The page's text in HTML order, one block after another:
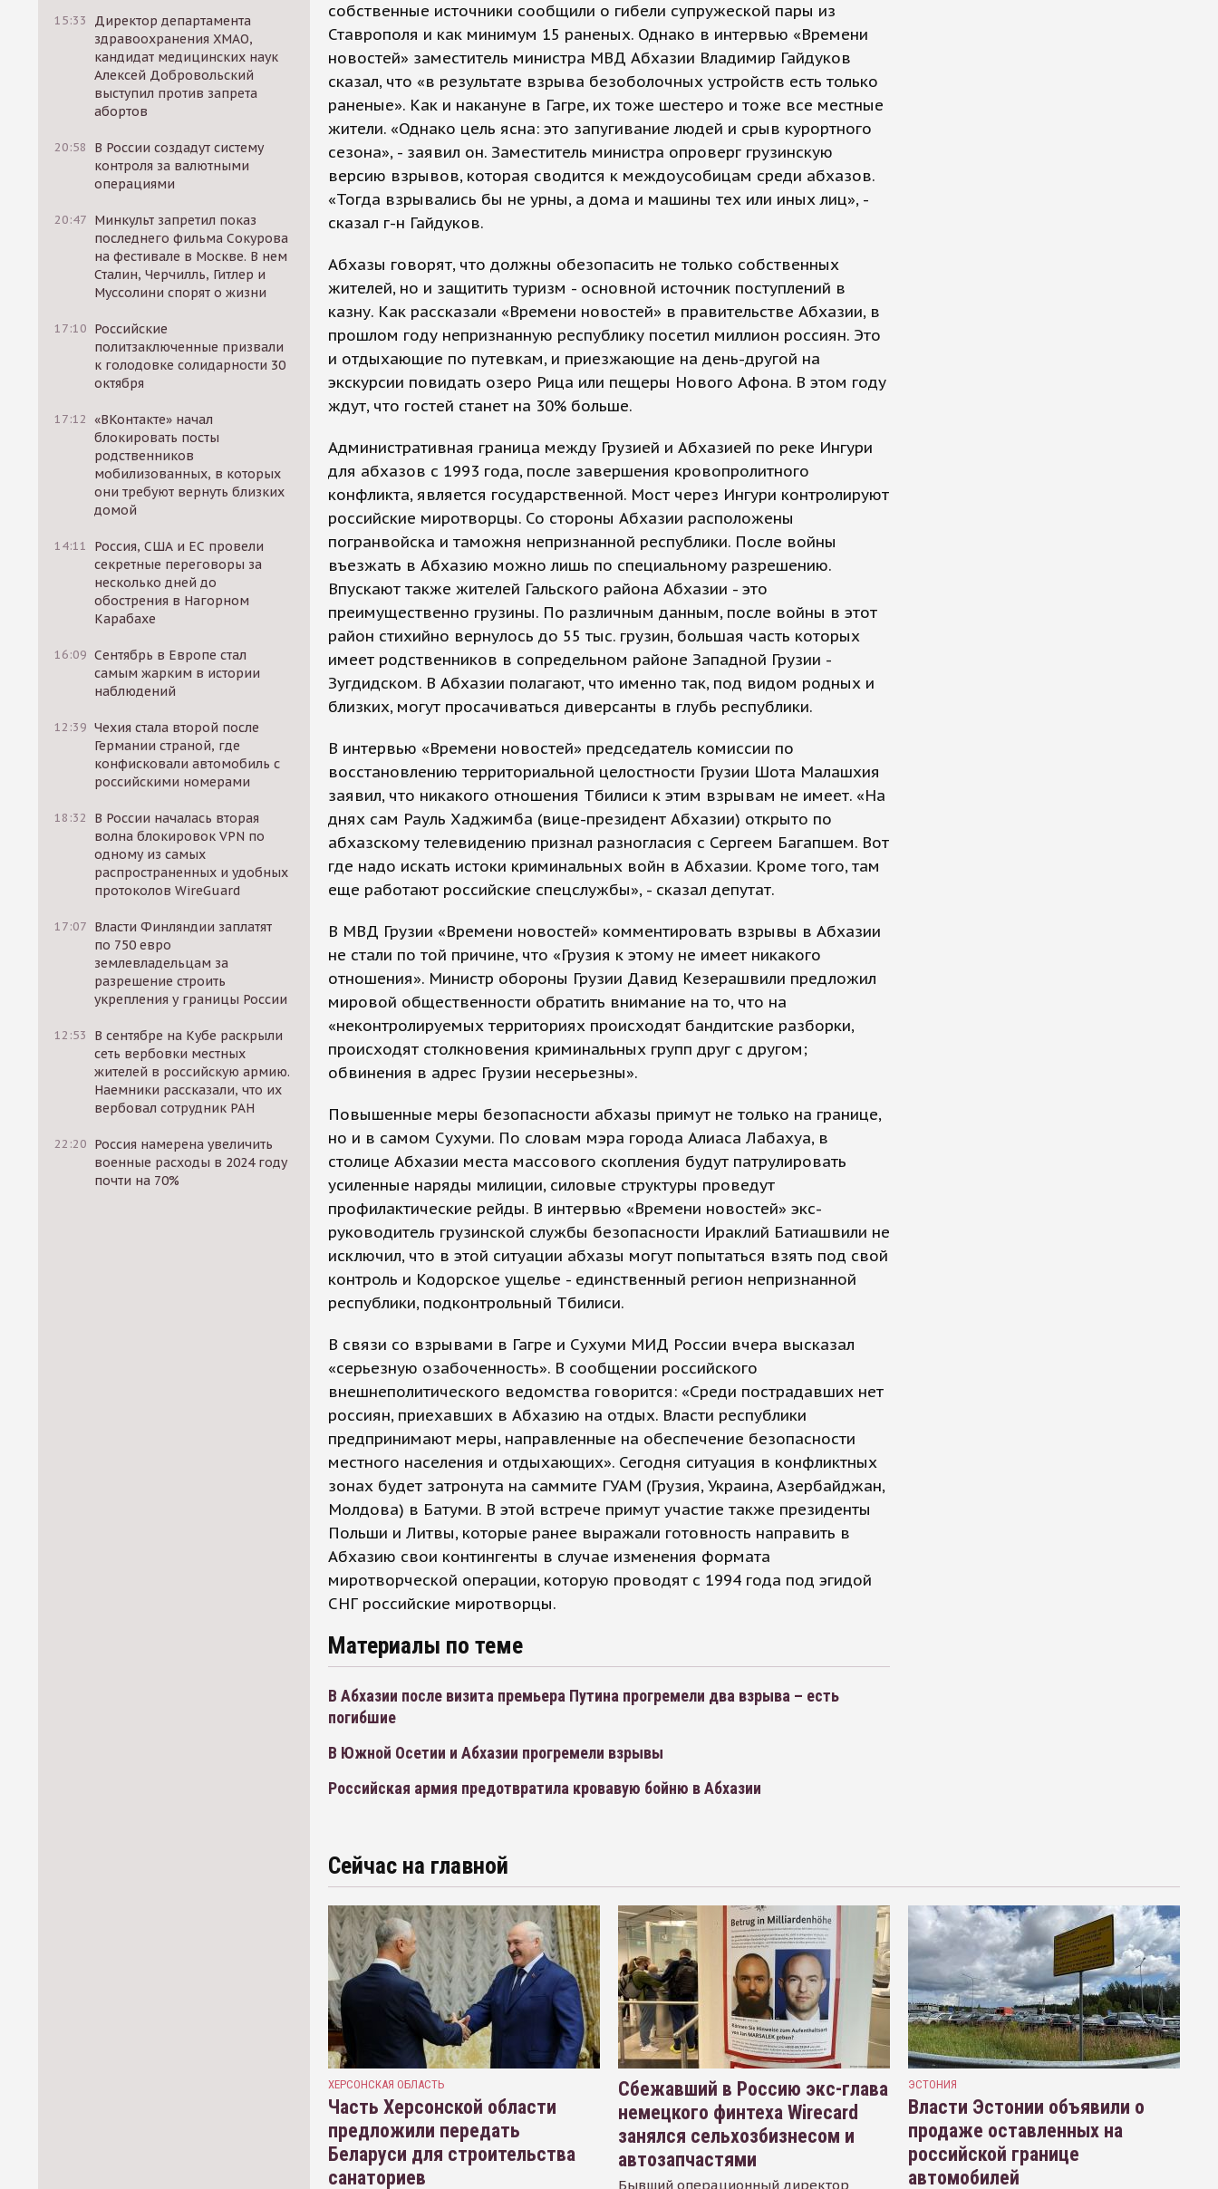
15:33
Директор департамента
здравоохранения ХМАО,
кандидат медицинских наук
Алексей Добровольский
выступил против запрета
абортов
20:58
В России создадут систему
контроля за валютными
операциями
20:47 Минкульт запретил показ
последнего фильма Сокурова
на фестивале в Москве. В нем
Сталин, Черчилль, Гитлер и
Муссолини спорят о жизни
17:10 Российские
политзаключенные призвали
к голодовке солидарности 30
октября
17:12 «ВКонтакте» начал
блокировать посты
родственников
мобилизованных, в которых
они требуют вернуть близких
домой
14:11
Россия, США и ЕС провели
секретные переговоры за
несколько дней до
обострения в Нагорном
Карабахе
16:09 Сентябрь в Европе стал
самым жарким в истории
наблюдений
12:39 Чехия стала второй после
Германии страной, где
конфисковали автомобиль с
российскими номерами
18:32
В России началась вторая
волна блокировок VPN по
одному из самых
распространенных и удобных
протоколов WireGuard
17:07 Власти Финляндии заплатят
по 750 евро
землевладельцам за
разрешение строить
укрепления у границы России
12:53
В сентябре на Кубе раскрыли
сеть вербовки местных
жителей в российскую армию.
Наемники рассказали, что их
вербовал сотрудник РАН
22:20 Россия намерена увеличить
военные расходы в 2024 году
почти на 70%
собственные источники сообщили о гибели супружеской пары из
Ставрополя и как минимум 15 раненых. Однако в интервью «Времени
новостей» заместитель министра МВД Абхазии Владимир Гайдуков
сказал, что «в результате взрыва безоболочных устройств есть только
раненые». Как и накануне в Гагре, их тоже шестеро и тоже все местные
жители. «Однако цель ясна: это запугивание людей и срыв курортного
сезона», - заявил он. Заместитель министра опроверг грузинскую
версию взрывов, которая сводится к междоусобицам среди абхазов.
«Тогда взрывались бы не урны, а дома и машины тех или иных лиц», -
сказал г-н Гайдуков.
Абхазы говорят, что должны обезопасить не только собственных
жителей, но и защитить туризм - основной источник поступлений в
казну. Как рассказали «Времени новостей» в правительстве Абхазии, в
прошлом году непризнанную республику посетил миллион россиян. Это
и отдыхающие по путевкам, и приезжающие на день-другой на
экскурсии повидать озеро Рица или пещеры Нового Афона. В этом году
ждут, что гостей станет на 30% больше.
Административная граница между Грузией и Абхазией по реке Ингури
для абхазов с 1993 года, после завершения кровопролитного
конфликта, является государственной. Мост через Ингури контролируют
российские миротворцы. Со стороны Абхазии расположены
погранвойска и таможня непризнанной республики. После войны
въезжать в Абхазию можно лишь по специальному разрешению.
Впускают также жителей Гальского района Абхазии - это
преимущественно грузины. По различным данным, после войны в этот
район стихийно вернулось до 55 тыс. грузин, большая часть которых
имеет родственников в сопредельном районе Западной Грузии -
Зугдидском. В Абхазии полагают, что именно так, под видом родных и
близких, могут просачиваться диверсанты в глубь республики.
В интервью «Времени новостей» председатель комиссии по
восстановлению территориальной целостности Грузии Шота Малашхия
заявил, что никакого отношения Тбилиси к этим взрывам не имеет. «На
днях сам Рауль Хаджимба (вице-президент Абхазии) открыто по
абхазскому телевидению признал разногласия с Сергеем Багапшем. Вот
где надо искать истоки криминальных войн в Абхазии. Кроме того, там
еще работают российские спецслужбы», - сказал депутат.
В МВД Грузии «Времени новостей» комментировать взрывы в Абхазии
не стали по той причине, что «Грузия к этому не имеет никакого
отношения». Министр обороны Грузии Давид Кезерашвили предложил
мировой общественности обратить внимание на то, что на
«неконтролируемых территориях происходят бандитские разборки,
происходят столкновения криминальных групп друг с другом;
обвинения в адрес Грузии несерьезны».
Повышенные меры безопасности абхазы примут не только на границе,
но и в самом Сухуми. По словам мэра города Алиаса Лабахуа, в
столице Абхазии места массового скопления будут патрулировать
усиленные наряды милиции, силовые структуры проведут
профилактические рейды. В интервью «Времени новостей» экс-
руководитель грузинской службы безопасности Ираклий Батиашвили не
исключил, что в этой ситуации абхазы могут попытаться взять под свой
контроль и Кодорское ущелье - единственный регион непризнанной
республики, подконтрольный Тбилиси.
В связи со взрывами в Гагре и Сухуми МИД России вчера высказал
«серьезную озабоченность». В сообщении российского
внешнеполитического ведомства говорится: «Среди пострадавших нет
россиян, приехавших в Абхазию на отдых. Власти республики
предпринимают меры, направленные на обеспечение безопасности
местного населения и отдыхающих». Сегодня ситуация в конфликтных
зонах будет затронута на саммите ГУАМ (Грузия, Украина, Азербайджан,
Молдова) в Батуми. В этой встрече примут участие также президенты
Польши и Литвы, которые ранее выражали готовность направить в
Абхазию свои контингенты в случае изменения формата
миротворческой операции, которую проводят с 1994 года под эгидой
СНГ российские миротворцы.
Материалы по теме
В Абхазии после визита премьера Путина прогремели два взрыва – есть
погибшие
В Южной Осетии и Абхазии прогремели взрывы
Российская армия предотвратила кровавую бойню в Абхазии
Сейчас на главной
ХЕРСОНСКАЯ ОБЛАСТЬ
Часть Херсонской области
предложили передать
Беларуси для строительства
санаториев
Сбежавший в Россию экс-глава
немецкого финтеха Wirecard
занялся сельхозбизнесом и
автозапчастями
Бывший операционный директор
ЭСТОНИЯ
Власти Эстонии объявили о
продаже оставленных на
российской границе
автомобилей